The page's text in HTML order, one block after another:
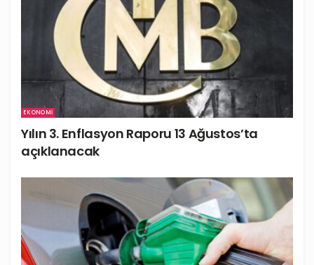
EKONOMI
Yılın 3. Enflasyon Raporu 13 Ağustos’ta
açıklanacak